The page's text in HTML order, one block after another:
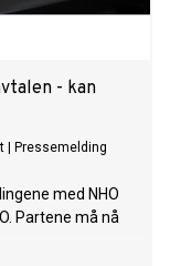
- kan
Pressemelding
med NHO
Partene må nå